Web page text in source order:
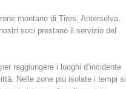
montane di Tires, Anterselva,
soci prestano il servizio del
raggiungere i luoghi d’incidente
Nelle zone più isolate i tempi si